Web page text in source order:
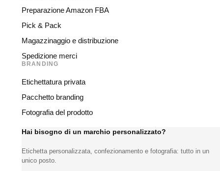
Preparazione Amazon FBA
Pick & Pack
Magazzinaggio e distribuzione
Spedizione merci
BRANDING
Etichettatura privata
Pacchetto branding
Fotografia del prodotto
Hai bisogno di un marchio personalizzato?
Etichetta personalizzata, confezionamento e fotografia: tutto in un
unico posto.